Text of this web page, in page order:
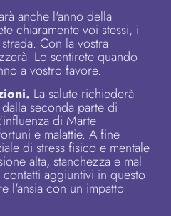
anche l'anno della
chiaramente voi stessi, i
Con la vostra
Lo sentirete quando
a vostro favore.
La salute richiederà
seconda parte di
di Marte
e malattie. A fine
di stress fisico e mentale
alta, stanchezza e mal
aggiuntivi in questo
l'ansia con un impatto